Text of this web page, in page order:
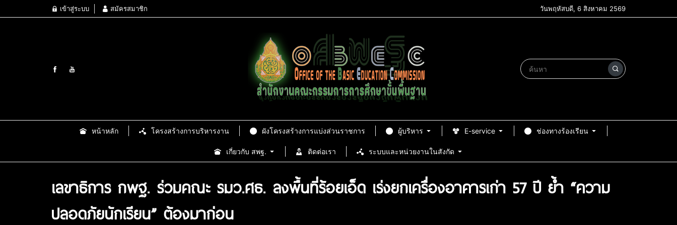
เข้าสู่ระบบ สมัครสมาชิก วันพฤหัสบดี, 6 สิงหาคม 2569
หน้าหลัก โครงสร้างการบริหารงาน ผังโครงสร้างการแบ่งส่วนราชการ ผู้บริหาร E-service ช่องทางร้องเรียน
เกี่ยวกับ สพฐ. ติดต่อเรา ระบบและหน่วยงานในสังกัด
เลขาธิการ กพฐ. ร่วมคณะ รมว.ศธ. ลงพื้นที่ร้อยเอ็ด เร่งยกเครื่องอาคารเก่า 57 ปี ย้ำ “ความ
ปลอดภัยนักเรียน” ต้องมาก่อน